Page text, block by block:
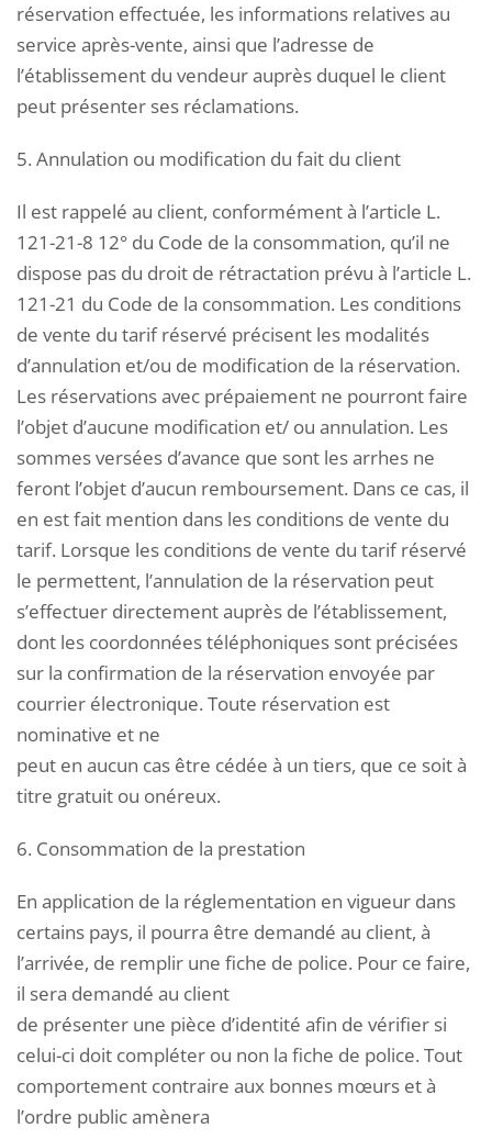
réservation effectuée, les informations relatives au
service après-vente, ainsi que l’adresse de
l’établissement du vendeur auprès duquel le client
peut présenter ses réclamations.
5. Annulation ou modification du fait du client
Il est rappelé au client, conformément à l’article L.
121-21-8 12° du Code de la consommation, qu’il ne
dispose pas du droit de rétractation prévu à l’article L.
121-21 du Code de la consommation. Les conditions
de vente du tarif réservé précisent les modalités
d’annulation et/ou de modification de la réservation.
Les réservations avec prépaiement ne pourront faire
l’objet d’aucune modification et/ ou annulation. Les
sommes versées d’avance que sont les arrhes ne
feront l’objet d’aucun remboursement. Dans ce cas, il
en est fait mention dans les conditions de vente du
tarif. Lorsque les conditions de vente du tarif réservé
le permettent, l’annulation de la réservation peut
s’effectuer directement auprès de l’établissement,
dont les coordonnées téléphoniques sont précisées
sur la confirmation de la réservation envoyée par
courrier électronique. Toute réservation est
nominative et ne
peut en aucun cas être cédée à un tiers, que ce soit à
titre gratuit ou onéreux.
6. Consommation de la prestation
En application de la réglementation en vigueur dans
certains pays, il pourra être demandé au client, à
l’arrivée, de remplir une fiche de police. Pour ce faire,
il sera demandé au client
de présenter une pièce d’identité afin de vérifier si
celui-ci doit compléter ou non la fiche de police. Tout
comportement contraire aux bonnes mœurs et à
l’ordre public amènera